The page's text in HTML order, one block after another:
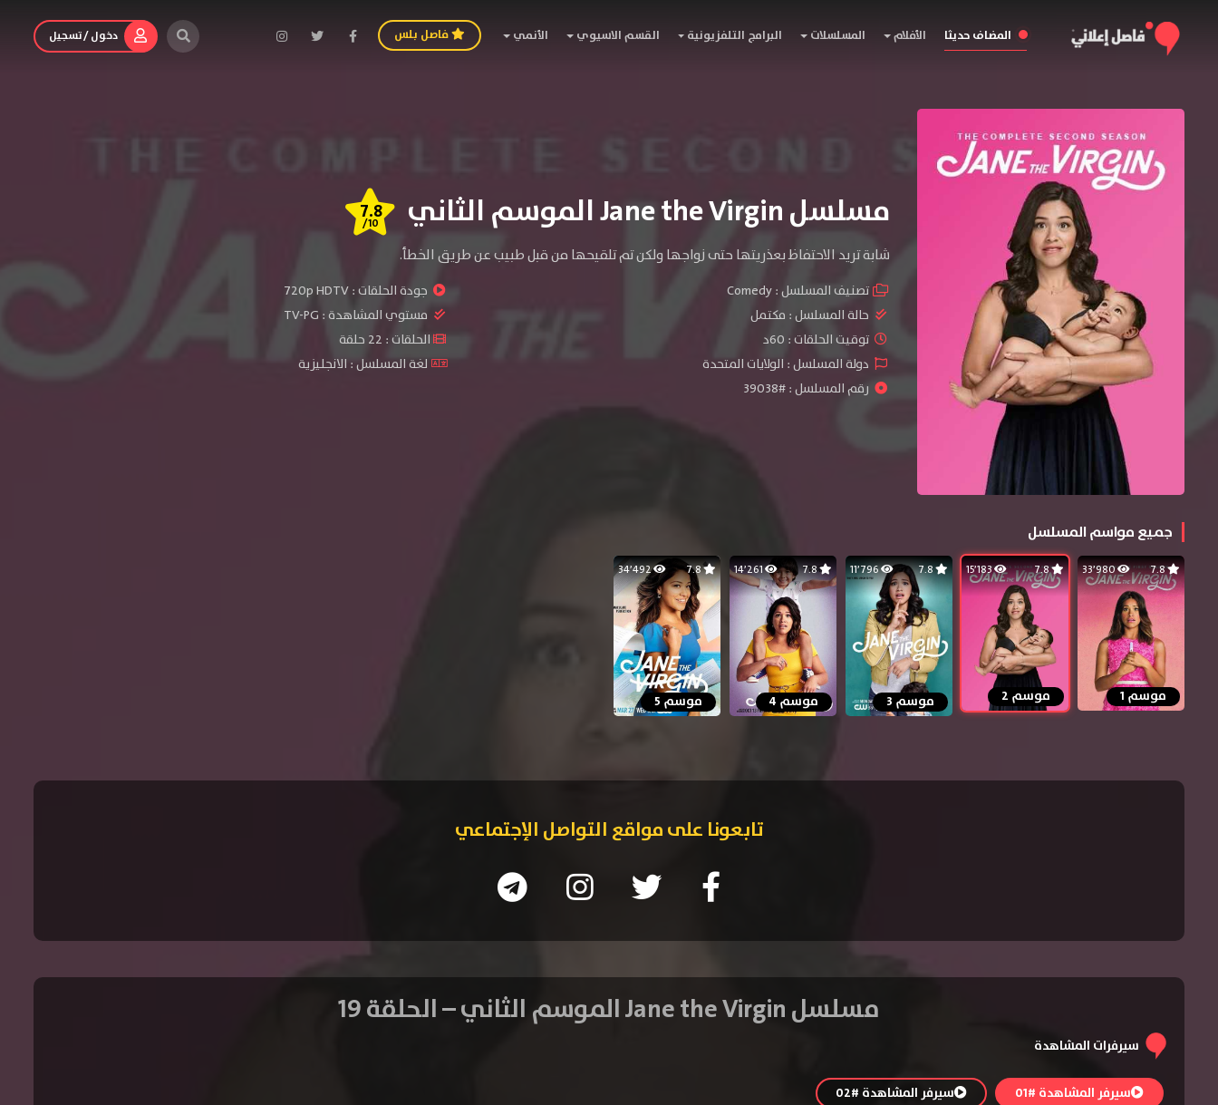
المضاف حديثا الأفلام المسلسلات البرامج التلفزيونية القسم الاسيوي الأنمي فاصل بلس دخول / تسجيل
مسلسل Jane the Virgin الموسم الثاني 7.8
/10
شابة تريد الاحتفاظ بعذريتها حتى زواجها ولكن تم تلقيحها من قبل طبيب عن طريق الخطأ.
تصنيف المسلسل :Comedy جودة الحلقات :720p HDTV
حالة المسلسل : مكتمل مستوي المشاهدة : TV-PG
توقيت الحلقات : 60د
الحلقات : 22 حلقة
دولة المسلسل : الولايات المتحدة
لغة المسلسل : الانجليزية
رقم المسلسل : #39038
جميع مواسم المسلسل
7.8 33٬980
موسم 1
7.8 15٬183
موسم 2
7.8 11٬796
موسم 3
7.8 14٬261
موسم 4
7.8 34٬492
موسم 5
تابعونا على مواقع التواصل الإجتماعي
مسلسل Jane the Virgin الموسم الثاني – الحلقة 19
سيرفرات المشاهدة
سيرفر المشاهدة #01 سيرفر المشاهدة #02